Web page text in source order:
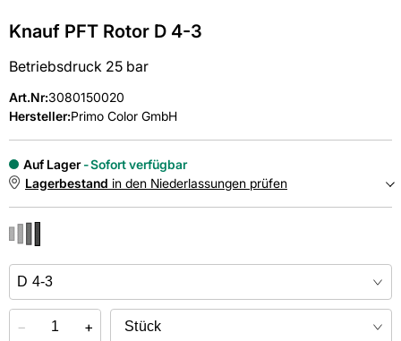
Knauf PFT Rotor D 4-3
Betriebsdruck 25 bar
Art.Nr:3080150020
Hersteller:Primo Color GmbH
Auf Lager
Sofort verfügbar
Lagerbestand in den Niederlassungen prüfen
− +